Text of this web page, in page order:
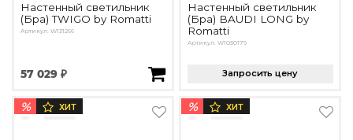
Подбор, производство и комплектация по вашему
Реализованные проекты
Настенный светильник
(Бра) TWIGO by Romatti
Артикул: W131266
57 029 ₽
Настенный светильник
(Бра) BAUDI LONG by
Romatti
Артикул: W1030179
Запросить цену
% ХИТ % ХИТ